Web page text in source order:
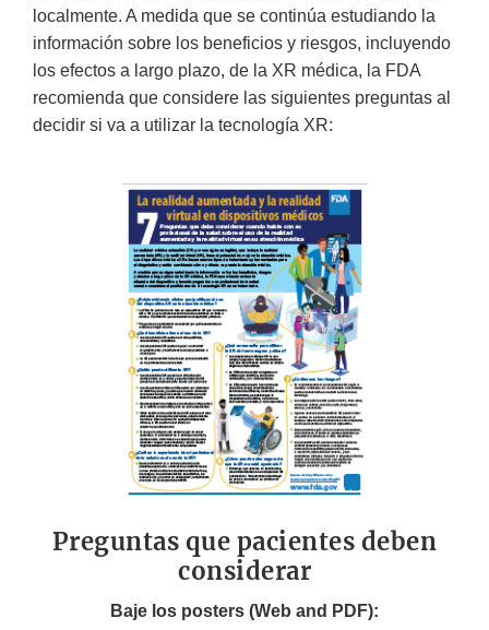
localmente. A medida que se continúa estudiando la
información sobre los beneficios y riesgos, incluyendo
los efectos a largo plazo, de la XR médica, la FDA
recomienda que considere las siguientes preguntas al
decidir si va a utilizar la tecnología XR:
Preguntas que pacientes deben
considerar
Baje los posters (Web and PDF):